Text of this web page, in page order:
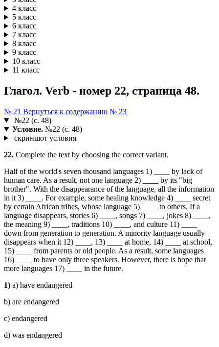
4 класс
5 класс
6 класс
7 класс
8 класс
9 класс
10 класс
11 класс
Глагол. Verb - номер 22, страница 48.
№ 21 Вернуться к содержанию № 23
№22 (с. 48)
Условие.№22 (с. 48)
скриншот условия
22. Complete the text by choosing the correct variant.
Half of the world's seven thousand languages 1) ____ by lack of
human care. As a result, not one language 2) ____ by its "big
brother". With the disappearance of the language, all the information
in it 3) ____. For example, some healing knowledge 4) ____ secret
by certain African tribes, whose language 5) ____ to others. If a
language disappears, stories 6) ____, songs 7) ____, jokes 8) ____,
the meaning 9) ____, traditions 10) ____, and culture 11) ____
down from generation to generation. A minority language usually
disappears when it 12) ____, 13) ____ at home, 14) ____ at school,
15) ____ from parents or old people. As a result, some languages
16) ____ to have only three speakers. However, there is hope that
more languages 17) ____ in the future.
1) a) have endangered
b) are endangered
c) endangered
d) was endangered